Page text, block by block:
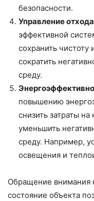
безопасности.
Управление
эффективной
сохранить чистоту
сократить
среду.
повышению
снизить затраты
уменьшить
среду. Например,
освещения и
Обращение внимания
состояние объекта